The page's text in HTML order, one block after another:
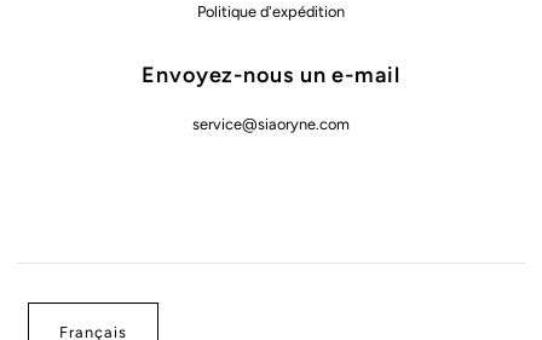
Politique d'expédition
Envoyez-nous un e-mail
service@siaoryne.com
Français